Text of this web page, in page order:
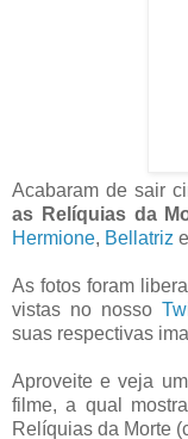
Acabaram de sair
as Relíquias da
Hermione, Bellatriz e
As fotos foram
vistas no nosso
suas respectivas
Aproveite e veja
filme, a qual
Relíquias da Morte